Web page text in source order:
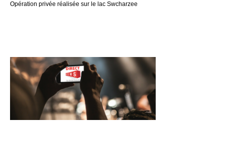
Opération privée réalisée sur le lac Swcharzee